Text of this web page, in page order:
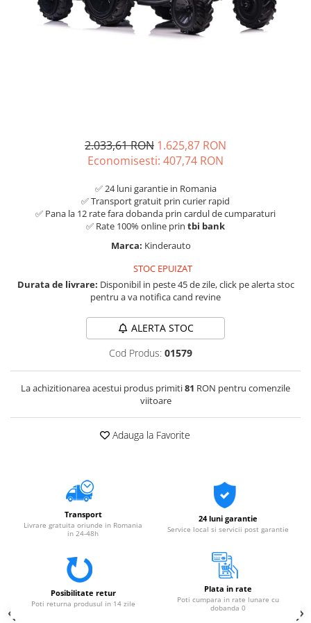
2.033,61 RON 1.625,87 RON
Economisesti: 407,74 RON
✅ 24 luni garantie in Romania
✅ Transport gratuit prin curier rapid
✅ Pana la 12 rate fara dobanda prin cardul de cumparaturi
✅ Rate 100% online prin tbi bank
Marca: Kinderauto
STOC EPUIZAT
Durata de livrare: Disponibil in peste 45 de zile, click pe alerta stoc
pentru a va notifica cand revine
ALERTA STOC
Cod Produs: 01579
La achizitionarea acestui produs primiti81 RON pentru comenzile
viitoare
Adauga la Favorite
Transport
Livrare gratuita oriunde in Romania
in 24-48h
24 luni garantie
Service local si servicii post garantie
Posibilitate retur
Poti returna produsul in 14 zile
Plata in rate
Poti cumpara in rate lunare cu
dobanda 0